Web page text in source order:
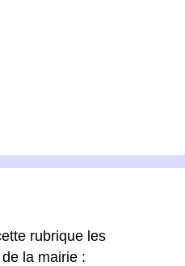
rubrique les
la mairie :